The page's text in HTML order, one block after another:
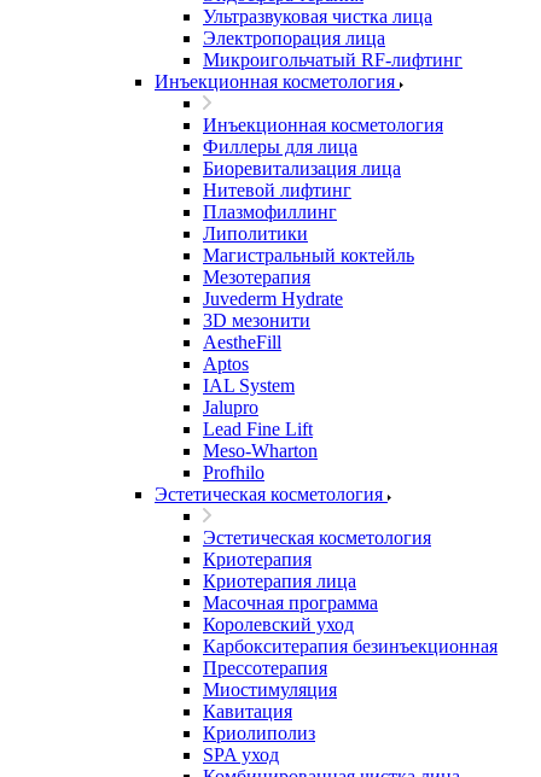
Ультразвуковая чистка лица
Электропорация лица
Микроигольчатый RF-лифтинг
Инъекционная косметология
Инъекционная косметология
Филлеры для лица
Биоревитализация лица
Нитевой лифтинг
Плазмофиллинг
Липолитики
Магистральный коктейль
Мезотерапия
Juvederm Hydrate
3D мезонити
AestheFill
Aptos
IAL System
Jalupro
Lead Fine Lift
Meso-Wharton
Profhilo
Эстетическая косметология
Эстетическая косметология
Криотерапия
Криотерапия лица
Масочная программа
Королевский уход
Карбокситерапия безинъекционная
Прессотерапия
Миостимуляция
Кавитация
Криолиполиз
SPA уход